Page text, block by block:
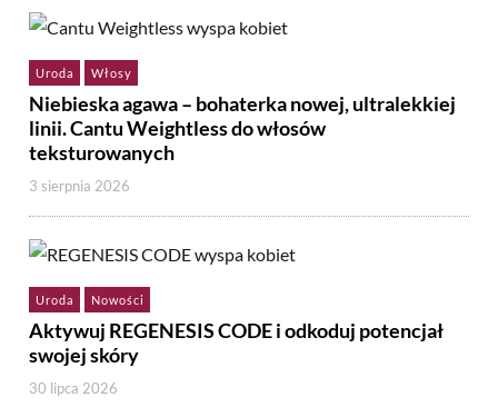
Uroda Włosy
Niebieska agawa – bohaterka nowej, ultralekkiej
linii. Cantu Weightless do włosów
teksturowanych
3 sierpnia 2026
Uroda Nowości
Aktywuj REGENESIS CODE i odkoduj potencjał
swojej skóry
30 lipca 2026